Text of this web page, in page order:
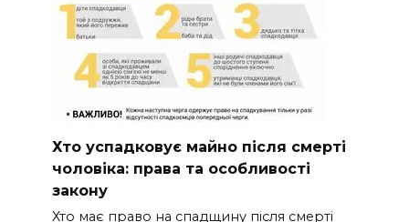
Хто успадковує майно після смерті
чоловіка: права та особливості
закону
Хто має право на спадщину після смерті